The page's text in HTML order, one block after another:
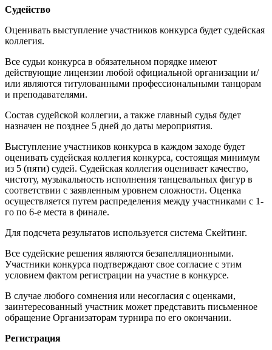
Судейство
Оценивать выступление участников конкурса будет судейская
коллегия.
Все судьи конкурса в обязательном порядке имеют
действующие лицензии любой официальной организации и/
или являются титулованными профессиональными танцорам
и преподавателями.
Состав судейской коллегии, а также главный судья будет
назначен не позднее 5 дней до даты мероприятия.
Выступление участников конкурса в каждом заходе будет
оценивать судейская коллегия конкурса, состоящая минимум
из 5 (пяти) судей. Судейская коллегия оценивает качество,
чистоту, музыкальность исполнения танцевальных фигур в
соответствии с заявленным уровнем сложности. Оценка
осуществляется путем распределения между участниками с 1-
го по 6-е места в финале.
Для подсчета результатов используется система Скейтинг.
Все судейские решения являются безапелляционными.
Участники конкурса подтверждают свое согласие с этим
условием фактом регистрации на участие в конкурсе.
В случае любого сомнения или несогласия с оценками,
заинтересованный участник может представить письменное
обращение Организаторам турнира по его окончании.
Регистрация